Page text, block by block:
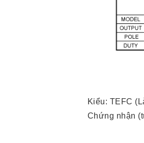
Kiểu: TEFC
Chứng nhận